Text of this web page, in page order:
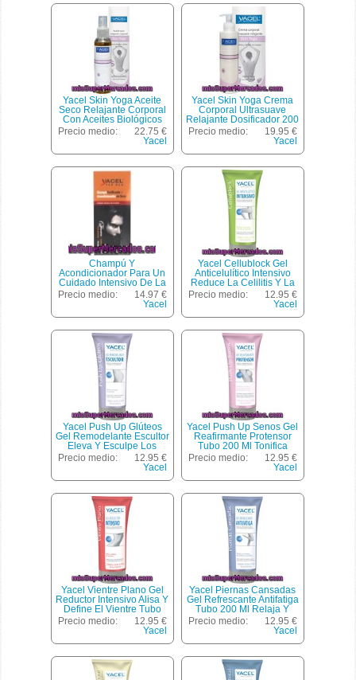
Yacel Skin Yoga Aceite
Seco Relajante Corporal
Con Aceites Biológicos
Frasco 125 Ml Calma
Hidrata Y Define Tu
Precio medio:
22.75 €
Yacel
Yacel Skin Yoga Crema
Corporal Ultrasuave
Relajante Dosificador 200
Ml Calma Y Define Tu
Precio medio:
19.95 €
Yacel
Champú Y
Acondicionador Para Un
Cuidado Intensivo De La
Barba Yacel 250 Mililitros
Precio medio:
14.97 €
Yacel
Yacel Cellublock Gel
Anticelulítico Intensivo
Reduce La Celilitis Y La
Piel De Naranja Tubo 200
Precio medio:
12.95 €
Yacel
Yacel Push Up Glúteos
Gel Remodelante Escultor
Eleva Y Esculpe Los
Glúteos Tubo 200 Ml
Quema Las Grasas
Reduce Las Estrías De
Los Glúteos
Precio medio:
12.95 €
Yacel
Yacel Push Up Senos Gel
Reafirmante Protensor
Tubo 200 Ml Tonifica
Reafirma Y Corrige Las
Estrías Del Busto
Precio medio:
12.95 €
Yacel
Yacel Vientre Plano Gel
Reductor Intensivo Alisa Y
Define El Vientre Tubo
200 Ml
Precio medio:
12.95 €
Yacel
Yacel Piernas Cansadas
Gel Refrescante Antifatiga
Tubo 200 Ml Relaja Y
Revitaliza Las Piernas
Precio medio:
12.95 €
Yacel